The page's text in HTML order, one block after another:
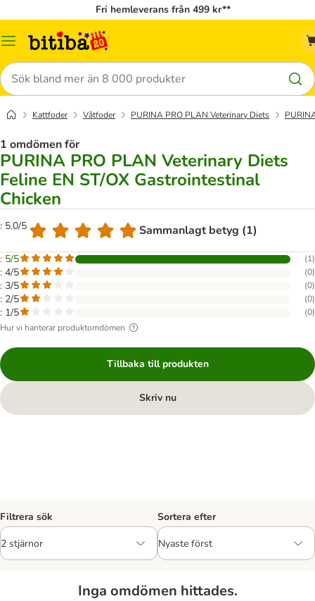
Fri hemleverans från 499 kr**
Meny
Sök
Kattfoder Våtfoder PURINA PRO PLAN Veterinary Diets
1 omdömen för
PURINA PRO PLAN Veterinary Diets
Feline EN ST/OX Gastrointestinal
Chicken
: 5.0/5 Sammanlagt betyg (1)
: 5/5 (1)
: 4/5 (0)
: 3/5 (0)
: 2/5 (0)
: 1/5 (0)
Hur vi hanterar produktomdömen
Tillbaka till produkten
Skriv nu
Filtrera sök Sortera efter
Inga omdömen hittades.